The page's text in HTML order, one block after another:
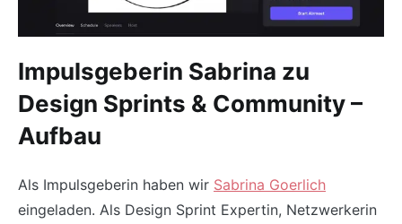
Impulsgeberin Sabrina zu
Design Sprints & Community –
Aufbau
Als Impulsgeberin haben wir Sabrina Goerlich
eingeladen. Als Design Sprint Expertin, Netzwerkerin